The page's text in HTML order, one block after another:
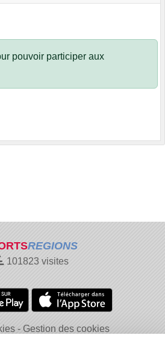
pouvoir participer aux
REGIONS
101823 visites
Gestion des cookies